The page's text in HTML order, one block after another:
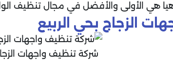
هي الأولى والأفضل في مجال تنظيف
الزجاج بحي الربيع
شركة تنظيف واجهات